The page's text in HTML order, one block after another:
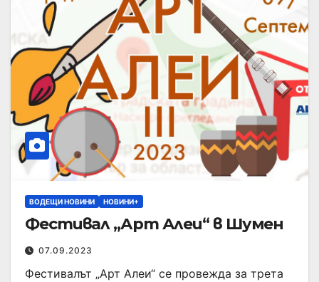
ВОДЕЩИ НОВИНИ НОВИНИ+
Фестивал „Арт Алеи“ в Шумен
07.09.2023
Фестивалът „Арт Алеи“ се провежда за трета